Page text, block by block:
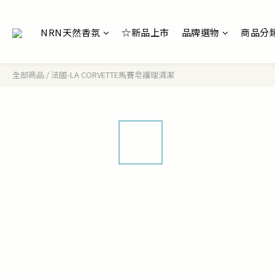
NRN天然香氛 ☆新品上市 品牌選物 商品分
全部商品 / 法國-LA CORVETTE馬賽皂護理清潔